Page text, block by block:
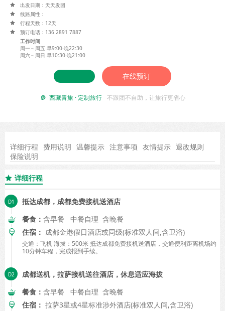
 出发日期：天天发团
 线路属性：
 行程天数：12天

预订电话：136 2891 7887
工作时间
周一～周五 早9:00-晚22:30
周六～周日 早10:30-晚21:00
在线预订
 西藏青旅 · 定制旅行 不跟团不自助，让旅行更省心
详细行程 费用说明 温馨提示 注意事项 友情提示 退改规则
保险说明
 详细行程
抵达成都，成都免费接机送酒店
餐食： 含早餐 中餐自理 含晚餐
住宿： 成都金港假日酒店或同级(标准双人间,含卫浴)
交通：飞机 海拔：500米 抵达成都免费接机送酒店，交通便利距离机场约
10分钟车程，完成报到手续。
成都送机，拉萨接机送往酒店，休息适应海拔
餐食： 含早餐 中餐自理 含晚餐
住宿： 拉萨3星或4星标准涉外酒店(标准双人间,含卫浴)